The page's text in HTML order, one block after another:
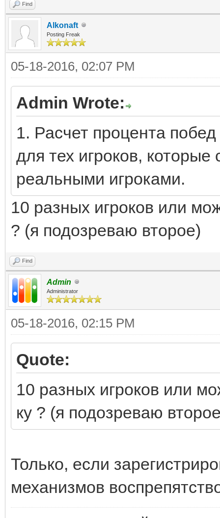
Find
Alkonaft
Posting Freak
05-18-2016, 02:07 PM
Admin Wrote:
1. Расчет процента
для тех игроков,
реальными игроками.
10 разных игроков или
? (я подозреваю второе)
Find
Admin
Administrator
05-18-2016, 02:15 PM
Quote:
10 разных игроков или
ку ? (я подозреваю
Только, если
механизмов